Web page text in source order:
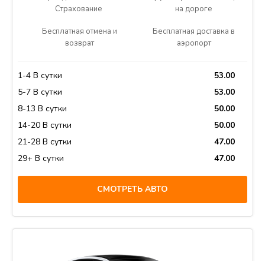
Страхование
на дороге
Бесплатная отмена и
возврат
Бесплатная доставка в
аэропорт
1-4 В сутки
53.00
5-7 В сутки
53.00
8-13 В сутки
50.00
14-20 В сутки
50.00
21-28 В сутки
47.00
29+ В сутки
47.00
СМОТРЕТЬ АВТО